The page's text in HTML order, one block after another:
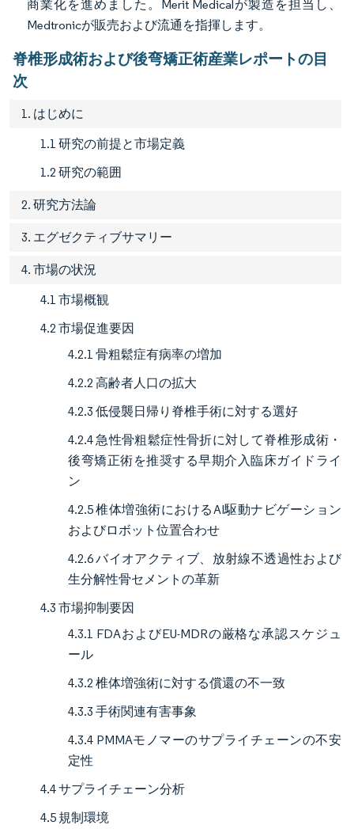
商業化を進めました。Merit Medicalが製造を担当し、
Medtronicが販売および流通を指揮します。
脊椎形成術および後弯矯正術産業レポートの目
次
1. はじめに
1.1 研究の前提と市場定義
1.2 研究の範囲
2. 研究方法論
3. エグゼクティブサマリー
4. 市場の状況
4.1 市場概観
4.2 市場促進要因
4.2.1 骨粗鬆症有病率の増加
4.2.2 高齢者人口の拡大
4.2.3 低侵襲日帰り脊椎手術に対する選好
4.2.4 急性骨粗鬆症性骨折に対して脊椎形成術・
後弯矯正術を推奨する早期介入臨床ガイドライ
ン
4.2.5 椎体増強術におけるAI駆動ナビゲーション
およびロボット位置合わせ
4.2.6 バイオアクティブ、放射線不透過性および
生分解性骨セメントの革新
4.3 市場抑制要因
4.3.1 FDAおよびEU-MDRの厳格な承認スケジュ
ール
4.3.2 椎体増強術に対する償還の不一致
4.3.3 手術関連有害事象
4.3.4 PMMAモノマーのサプライチェーンの不安
定性
4.4 サプライチェーン分析
4.5 規制環境